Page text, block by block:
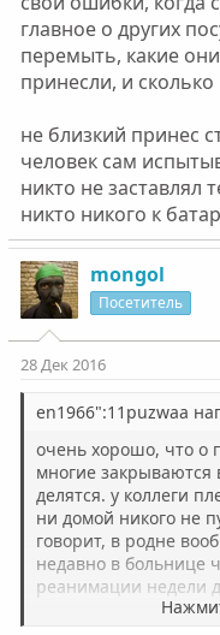
главное о других
перемыть, какие
принесли, и
не близкий принес
человек сам
никто не заставлял
никто никого к
mongol
Посетитель
28 Дек 2016
en1966":11puzwaa
очень хорошо, что о
многие закрываются
делятся. у коллеги
ни домой никого не
говорит, в родне
недавно в больнице
реанимации недели
интоксикация при